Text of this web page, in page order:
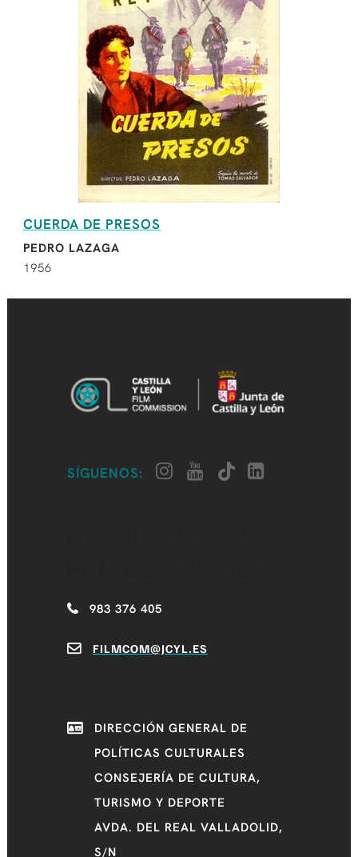
CUERDA DE PRESOS
PEDRO LAZAGA
1956
SÍGUENOS:
983 376 405
FILMCOM@JCYL.ES
DIRECCIÓN GENERAL DE
POLÍTICAS CULTURALES
CONSEJERÍA DE CULTURA,
TURISMO Y DEPORTE
AVDA. DEL REAL VALLADOLID,
S/N